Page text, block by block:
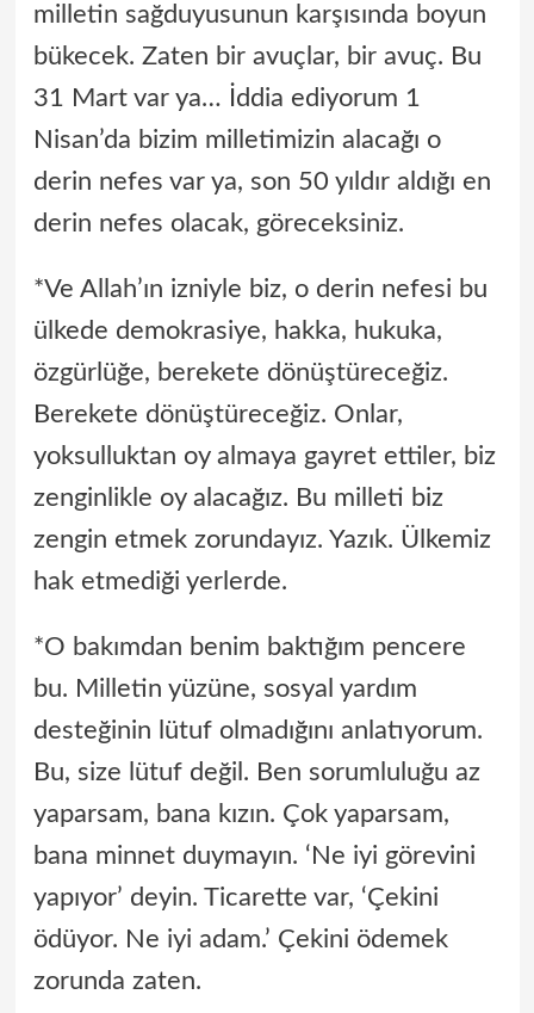
milletin sağduyusunun karşısında boyun
bükecek. Zaten bir avuçlar, bir avuç. Bu
31 Mart var ya… İddia ediyorum 1
Nisan’da bizim milletimizin alacağı o
derin nefes var ya, son 50 yıldır aldığı en
derin nefes olacak, göreceksiniz.
*Ve Allah’ın izniyle biz, o derin nefesi bu
ülkede demokrasiye, hakka, hukuka,
özgürlüğe, berekete dönüştüreceğiz.
Berekete dönüştüreceğiz. Onlar,
yoksulluktan oy almaya gayret ettiler, biz
zenginlikle oy alacağız. Bu milleti biz
zengin etmek zorundayız. Yazık. Ülkemiz
hak etmediği yerlerde.
*O bakımdan benim baktığım pencere
bu. Milletin yüzüne, sosyal yardım
desteğinin lütuf olmadığını anlatıyorum.
Bu, size lütuf değil. Ben sorumluluğu az
yaparsam, bana kızın. Çok yaparsam,
bana minnet duymayın. ‘Ne iyi görevini
yapıyor’ deyin. Ticarette var, ‘Çekini
ödüyor. Ne iyi adam.’ Çekini ödemek
zorunda zaten.